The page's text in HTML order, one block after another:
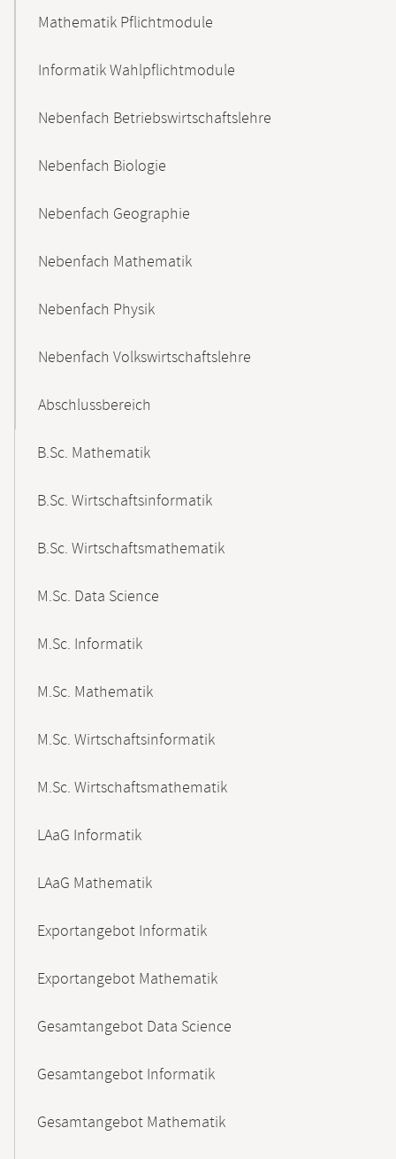
Mathematik Pflichtmodule
Informatik Wahlpflichtmodule
Nebenfach Betriebswirtschaftslehre
Nebenfach Biologie
Nebenfach Geographie
Nebenfach Mathematik
Nebenfach Physik
Nebenfach Volkswirtschaftslehre
Abschlussbereich
B.Sc. Mathematik
B.Sc. Wirtschaftsinformatik
B.Sc. Wirtschaftsmathematik
M.Sc. Data Science
M.Sc. Informatik
M.Sc. Mathematik
M.Sc. Wirtschaftsinformatik
M.Sc. Wirtschaftsmathematik
LAaG Informatik
LAaG Mathematik
Exportangebot Informatik
Exportangebot Mathematik
Gesamtangebot Data Science
Gesamtangebot Informatik
Gesamtangebot Mathematik